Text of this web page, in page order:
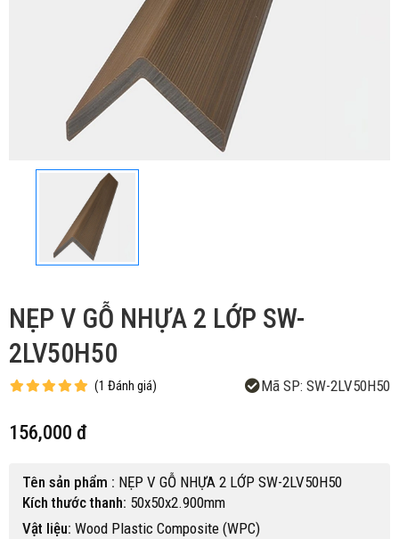
NẸP V GỖ NHỰA 2 LỚP SW-
2LV50H50
(1 Đánh giá) Mã SP: SW-2LV50H50
156,000 đ
Tên sản phẩm : NẸP V GỖ NHỰA 2 LỚP SW-2LV50H50
Kích thước thanh: 50x50x2.900mm
Vật liệu: Wood Plastic Composite (WPC)